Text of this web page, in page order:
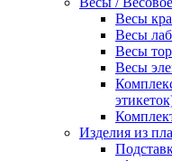
Весы
Весы
Весы
Весы
Изделия из